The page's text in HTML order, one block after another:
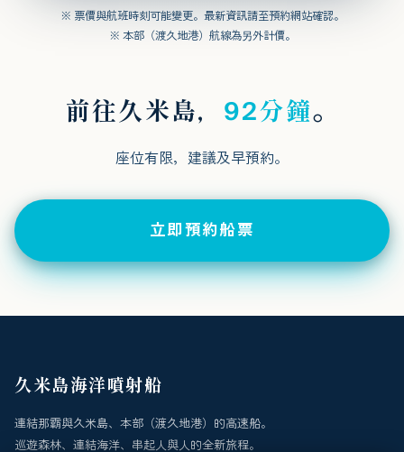
※ 票價與航班時刻可能變更。最新資訊請至預約網站確認。
※ 本部（渡久地港）航線為另外計價。
前往久米島， 92分鐘。
座位有限，建議及早預約。
立即預約船票
久米島海洋噴射船
連結那霸與久米島、本部（渡久地港）的高速船。
巡遊森林、連結海洋、串起人與人的全新旅程。